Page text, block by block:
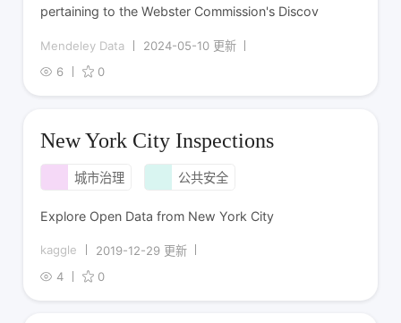
pertaining to the Webster Commission's Discov
Mendeley Data
2024-05-10 更新
6
0
New York City Inspections
城市治理 公共安全
Explore Open Data from New York City
kaggle
2019-12-29 更新
4
0